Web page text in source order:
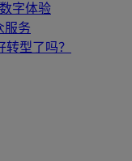
字体验
服务
转型了吗？